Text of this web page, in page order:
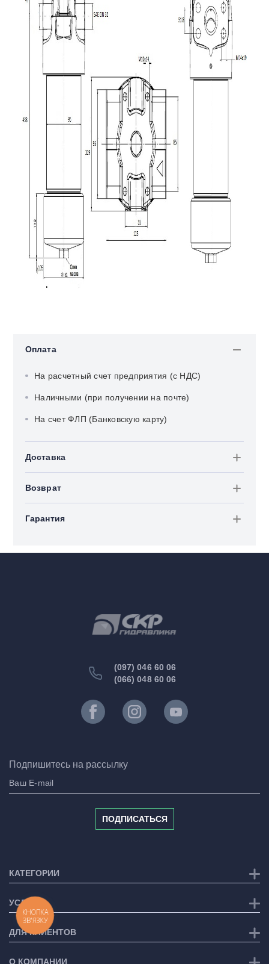
Оплата
На расчетный счет предприятия (с НДС)
Наличными (при получении на почте)
На счет ФЛП (Банковскую карту)
Доставка
Возврат
Гарантия
(097) 046 60 06
(066) 048 60 06
Подпишитесь на рассылку
ПОДПИСАТЬСЯ
КАТЕГОРИИ
УСЛУГИ
ДЛЯ КЛИЕНТОВ
О КОМПАНИИ
КНОПКА
ЗВ'ЯЗКУ